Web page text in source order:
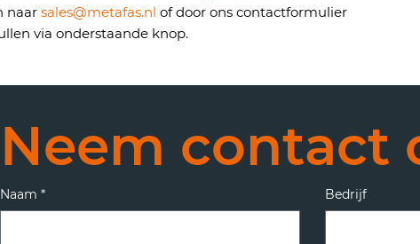
naar sales@metafas.nl of door ons contactformulier
via onderstaande knop.
Naam * Bedrijf